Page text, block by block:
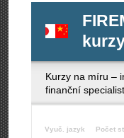
Kurzy na míru –
finanční
Vyuč. jazyk Počet